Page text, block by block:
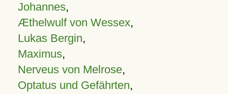
Johannes,
Æthelwulf von Wessex,
Lukas Bergin,
Maximus,
Nerveus von Melrose,
Optatus und Gefährten,